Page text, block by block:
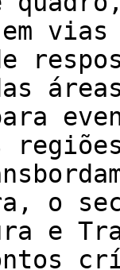
o
e